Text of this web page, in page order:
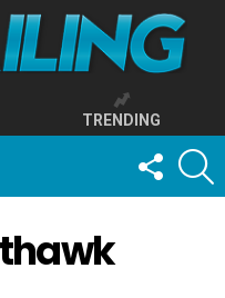
TRENDING
FOLLOW
US